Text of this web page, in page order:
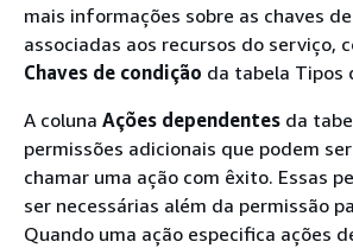
mais informações sobre as chaves
associadas aos recursos do serviço,
Chaves de condição da tabela Tipos
A coluna Ações dependentes da
permissões adicionais que podem
chamar uma ação com êxito. Essas
ser necessárias além da permissão
Quando uma ação especifica ações